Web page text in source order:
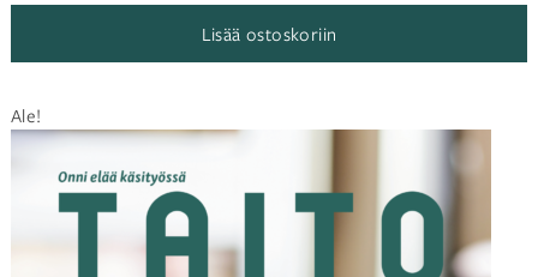
Lisää ostoskoriin
Ale!